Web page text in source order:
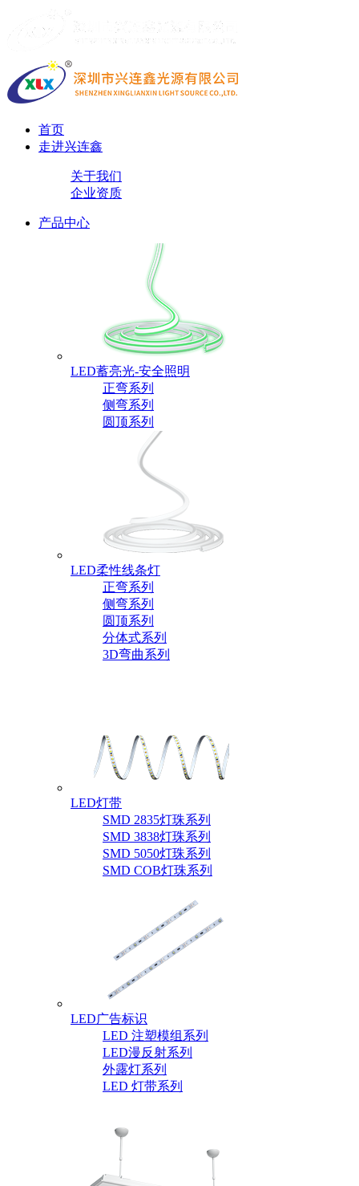
首页
走进兴连鑫
关于我们
企业资质
产品中心
LED蓄亮光-安全照明
正弯系列
侧弯系列
圆顶系列
LED柔性线条灯
正弯系列
侧弯系列
圆顶系列
分体式系列
3D弯曲系列
LED灯带
SMD 2835灯珠系列
SMD 3838灯珠系列
SMD 5050灯珠系列
SMD COB灯珠系列
LED广告标识
LED 注塑模组系列
LED漫反射系列
外露灯系列
LED 灯带系列